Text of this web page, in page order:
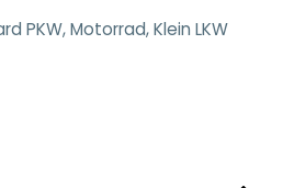
PKW, Motorrad, Klein LKW